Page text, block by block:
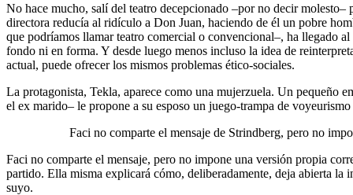
No hace mucho, salí del teatro decepcionado –por no decir
directora reducía al ridículo a Don Juan, haciendo de él un pobre
que podríamos llamar teatro comercial o convencional–, ha llegado al
fondo ni en forma. Y desde luego menos incluso la idea de
actual, puede ofrecer los mismos problemas ético-sociales.
La protagonista, Tekla, aparece como una mujerzuela. Un pequeño
el ex marido– le propone a su esposo un juego-trampa de voyeurismo
Faci no comparte el mensaje de Strindberg, pero no
Faci no comparte el mensaje, pero no impone una versión propia
partido. Ella misma explicará cómo, deliberadamente, deja abierta
suyo.